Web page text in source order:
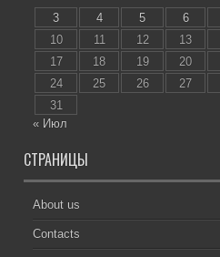
3
4 5 6
10
11 12 13
17
18 19 20
24
25 26 27
31
« Июл
СТРАНИЦЫ
About us
Contacts